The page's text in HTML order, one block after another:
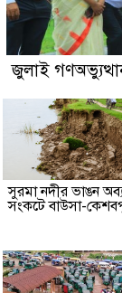
জুলাই
সুরমা নদীর ভাঙন
সংকটে বাউসা-